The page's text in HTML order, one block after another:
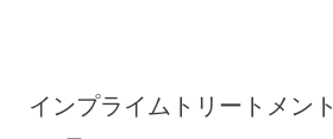
インプライムトリートメント